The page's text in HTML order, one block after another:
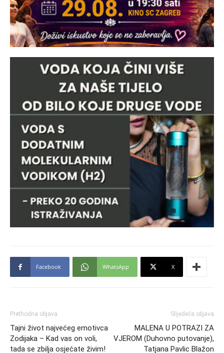
Facebook WhatsApp X
Prethodna objava
Tajni život najvećeg emotivca
Zodijaka – Kad vas on voli,
tada se zbilja osjećate živim!
Slijedeća objava
MALENA U POTRAZI ZA
VJEROM (Duhovno putovanje),
Tatjana Pavlic Blažon